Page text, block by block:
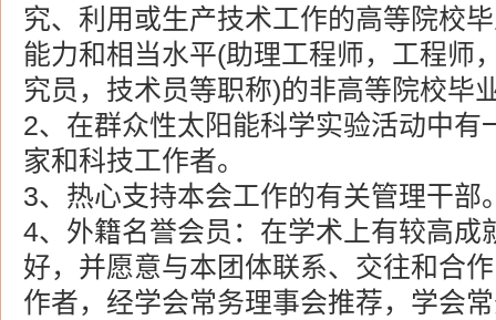
究、利用或生产技术工作的高等院校
能力和相当水平(助理工程师，工程师
究员，技术员等职称)的非高等院校毕
2、在群众性太阳能科学实验活动中有
家和科技工作者。
3、热心支持本会工作的有关管理干部
4、外籍名誉会员：在学术上有较高成
好，并愿意与本团体联系、交往和合
作者，经学会常务理事会推荐，学会